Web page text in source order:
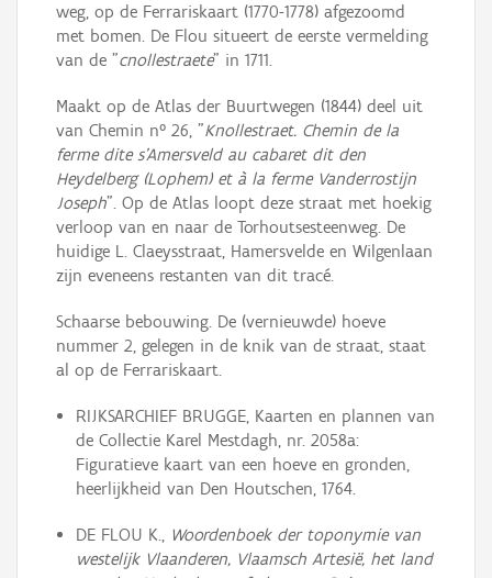
weg, op de Ferrariskaart (1770-1778) afgezoomd
met bomen. De Flou situeert de eerste vermelding
van de "cnollestraete" in 1711.
Maakt op de Atlas der Buurtwegen (1844) deel uit
van Chemin n° 26, "Knollestraet. Chemin de la
ferme dite s'Amersveld au cabaret dit den
Heydelberg (Lophem) et à la ferme Vanderrostijn
Joseph". Op de Atlas loopt deze straat met hoekig
verloop van en naar de Torhoutsesteenweg. De
huidige L. Claeysstraat, Hamersvelde en Wilgenlaan
zijn eveneens restanten van dit tracé.
Schaarse bebouwing. De (vernieuwde) hoeve
nummer 2, gelegen in de knik van de straat, staat
al op de Ferrariskaart.
RIJKSARCHIEF BRUGGE, Kaarten en plannen van
de Collectie Karel Mestdagh, nr. 2058a:
Figuratieve kaart van een hoeve en gronden,
heerlijkheid van Den Houtschen, 1764.
DE FLOU K., Woordenboek der toponymie van
westelijk Vlaanderen, Vlaamsch Artesië, het land